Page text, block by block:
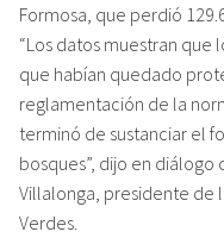
Formosa, que perdió
“Los datos muestran que
que habían quedado
reglamentación de la
terminó de sustanciar el
bosques”, dijo en diálogo
Villalonga, presidente de
Verdes.